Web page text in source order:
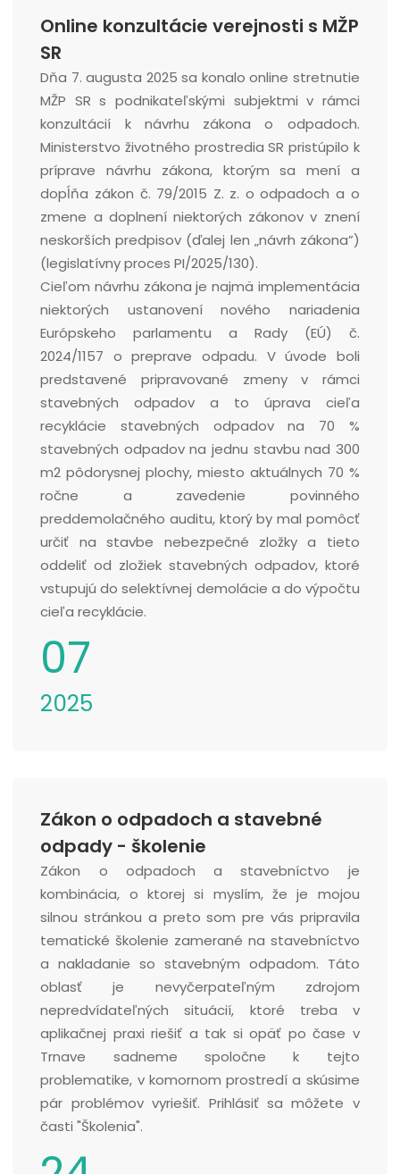
Online konzultácie verejnosti s MŽP
SR
Dňa 7. augusta 2025 sa konalo online stretnutie
MŽP SR s podnikateľskými subjektmi v rámci
konzultácií k návrhu zákona o odpadoch.
Ministerstvo životného prostredia SR pristúpilo k
príprave návrhu zákona, ktorým sa mení a
dopĺňa zákon č. 79/2015 Z. z. o odpadoch a o
zmene a doplnení niektorých zákonov v znení
neskorších predpisov (ďalej len „návrh zákona”)
(legislatívny proces PI/2025/130).
Cieľom návrhu zákona je najmä implementácia
niektorých ustanovení nového nariadenia
Európskeho parlamentu a Rady (EÚ) č.
2024/1157 o preprave odpadu. V úvode boli
predstavené pripravované zmeny v rámci
stavebných odpadov a to úprava cieľa
recyklácie stavebných odpadov na 70 %
stavebných odpadov na jednu stavbu nad 300
m2 pôdorysnej plochy, miesto aktuálnych 70 %
ročne a zavedenie povinného
preddemolačného auditu, ktorý by mal pomôcť
určiť na stavbe nebezpečné zložky a tieto
oddeliť od zložiek stavebných odpadov, ktoré
vstupujú do selektívnej demolácie a do výpočtu
cieľa recyklácie.
07
2025
Zákon o odpadoch a stavebné
odpady - školenie
Zákon o odpadoch a stavebníctvo je
kombinácia, o ktorej si myslím, že je mojou
silnou stránkou a preto som pre vás pripravila
tematické školenie zamerané na stavebníctvo
a nakladanie so stavebným odpadom. Táto
oblasť je nevyčerpateľným zdrojom
nepredvídateľných situácií, ktoré treba v
aplikačnej praxi riešiť a tak si opäť po čase v
Trnave sadneme spoločne k tejto
problematike, v komornom prostredí a skúsime
pár problémov vyriešiť. Prihlásiť sa môžete v
časti "Školenia".